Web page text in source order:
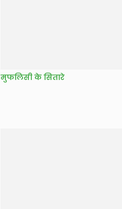
मुफलिसी के सितारे